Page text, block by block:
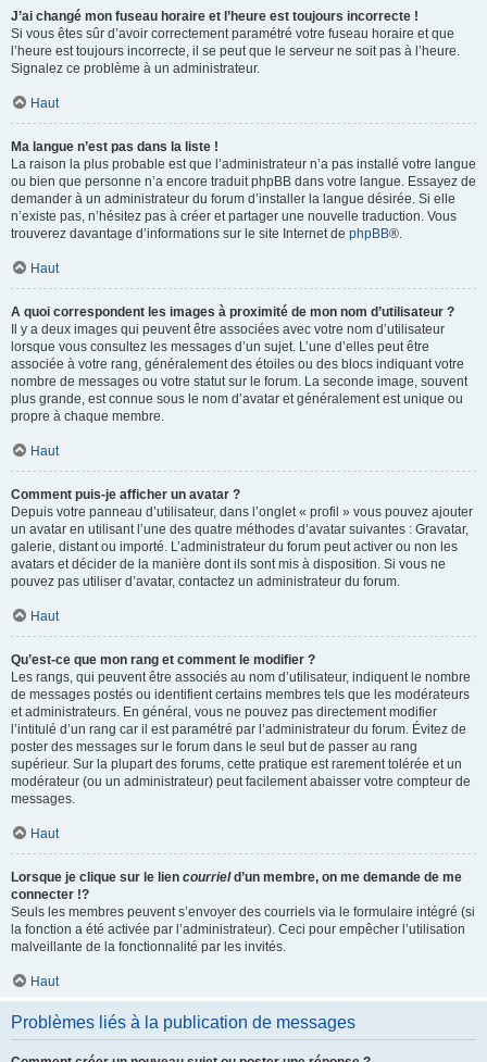
J’ai changé mon fuseau horaire et l’heure est toujours incorrecte !
Si vous êtes sûr d’avoir correctement paramétré votre fuseau horaire et que
l’heure est toujours incorrecte, il se peut que le serveur ne soit pas à l’heure.
Signalez ce problème à un administrateur.
Haut
Ma langue n’est pas dans la liste !
La raison la plus probable est que l’administrateur n’a pas installé votre langue
ou bien que personne n’a encore traduit phpBB dans votre langue. Essayez de
demander à un administrateur du forum d’installer la langue désirée. Si elle
n’existe pas, n’hésitez pas à créer et partager une nouvelle traduction. Vous
trouverez davantage d’informations sur le site Internet de phpBB®.
Haut
A quoi correspondent les images à proximité de mon nom d’utilisateur ?
Il y a deux images qui peuvent être associées avec votre nom d’utilisateur
lorsque vous consultez les messages d’un sujet. L’une d’elles peut être
associée à votre rang, généralement des étoiles ou des blocs indiquant votre
nombre de messages ou votre statut sur le forum. La seconde image, souvent
plus grande, est connue sous le nom d’avatar et généralement est unique ou
propre à chaque membre.
Haut
Comment puis-je afficher un avatar ?
Depuis votre panneau d’utilisateur, dans l’onglet « profil » vous pouvez ajouter
un avatar en utilisant l’une des quatre méthodes d’avatar suivantes : Gravatar,
galerie, distant ou importé. L’administrateur du forum peut activer ou non les
avatars et décider de la manière dont ils sont mis à disposition. Si vous ne
pouvez pas utiliser d’avatar, contactez un administrateur du forum.
Haut
Qu’est-ce que mon rang et comment le modifier ?
Les rangs, qui peuvent être associés au nom d’utilisateur, indiquent le nombre
de messages postés ou identifient certains membres tels que les modérateurs
et administrateurs. En général, vous ne pouvez pas directement modifier
l’intitulé d’un rang car il est paramétré par l’administrateur du forum. Évitez de
poster des messages sur le forum dans le seul but de passer au rang
supérieur. Sur la plupart des forums, cette pratique est rarement tolérée et un
modérateur (ou un administrateur) peut facilement abaisser votre compteur de
messages.
Haut
Lorsque je clique sur le lien courrield’un membre, on me demande de me
connecter !?
Seuls les membres peuvent s’envoyer des courriels via le formulaire intégré (si
la fonction a été activée par l’administrateur). Ceci pour empêcher l’utilisation
malveillante de la fonctionnalité par les invités.
Haut
Problèmes liés à la publication de messages